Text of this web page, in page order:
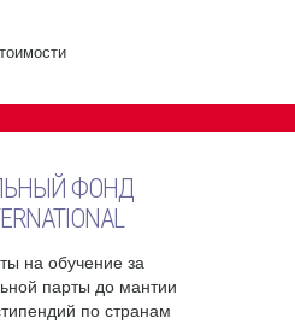
ФОНД
на обучение за
парты до мантии
по странам